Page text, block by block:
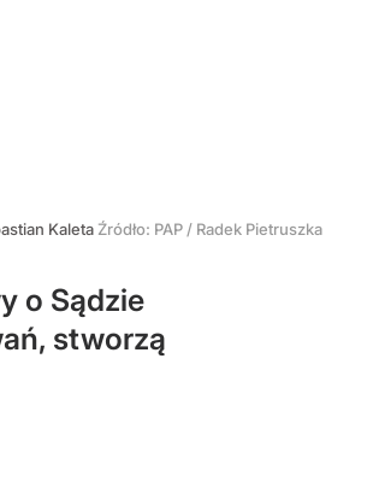
Kaleta Źródło: PAP / Radek Pietruszka
o Sądzie
stworzą